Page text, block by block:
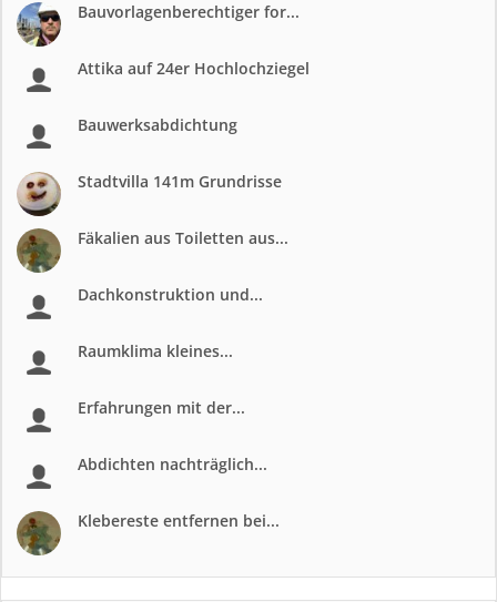
Bauvorlagenberechtiger for...
Attika auf 24er Hochlochziegel
Bauwerksabdichtung
Stadtvilla 141m Grundrisse
Fäkalien aus Toiletten aus...
Dachkonstruktion und...
Raumklima kleines...
Erfahrungen mit der...
Abdichten nachträglich...
Klebereste entfernen bei...